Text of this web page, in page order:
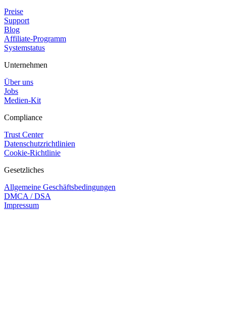
Preise
Support
Blog
Affiliate-Programm
Systemstatus
Unternehmen
Über uns
Jobs
Medien-Kit
Compliance
Trust Center
Datenschutzrichtlinien
Cookie-Richtlinie
Gesetzliches
Allgemeine Geschäftsbedingungen
DMCA / DSA
Impressum